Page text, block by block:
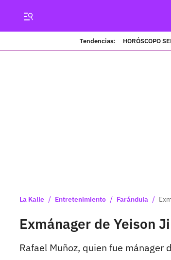
Tendencias: HORÓSCOPO
La Kalle / Entretenimiento / Farándula /
Exmánager de Yeison
Rafael Muñoz, quien fue mánager